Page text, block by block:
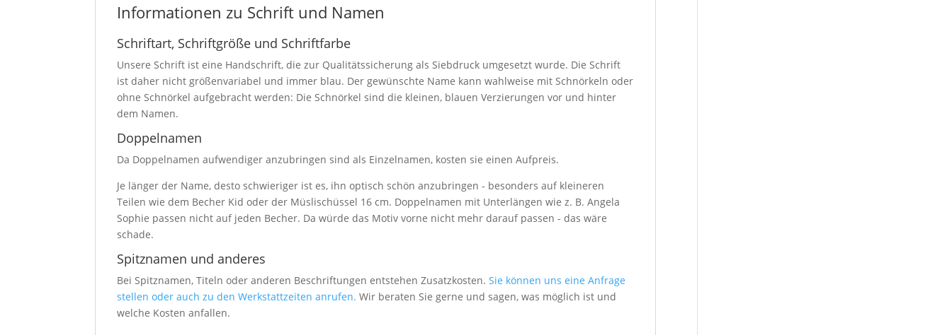
Informationen zu Schrift und Namen
Schriftart, Schriftgröße und Schriftfarbe
Unsere Schrift ist eine Handschrift, die zur Qualitätssicherung als Siebdruck umgesetzt wurde. Die Schrift
ist daher nicht größenvariabel und immer blau. Der gewünschte Name kann wahlweise mit Schnörkeln oder
ohne Schnörkel aufgebracht werden: Die Schnörkel sind die kleinen, blauen Verzierungen vor und hinter
dem Namen.
Doppelnamen
Da Doppelnamen aufwendiger anzubringen sind als Einzelnamen, kosten sie einen Aufpreis.
Je länger der Name, desto schwieriger ist es, ihn optisch schön anzubringen - besonders auf kleineren
Teilen wie dem Becher Kid oder der Müslischüssel 16 cm. Doppelnamen mit Unterlängen wie z. B. Angela
Sophie passen nicht auf jeden Becher. Da würde das Motiv vorne nicht mehr darauf passen - das wäre
schade.
Spitznamen und anderes
Bei Spitznamen, Titeln oder anderen Beschriftungen entstehen Zusatzkosten.Sie können uns eine Anfrage
stellen oder auch zu den Werkstattzeiten anrufen. Wir beraten Sie gerne und sagen, was möglich ist und
welche Kosten anfallen.